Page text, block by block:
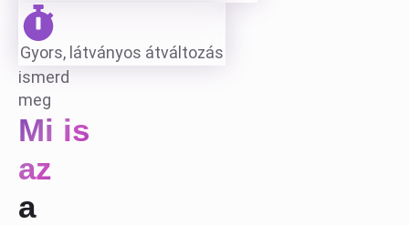
Gyors, látványos átváltozás
ismerd
meg
Mi is
az
a